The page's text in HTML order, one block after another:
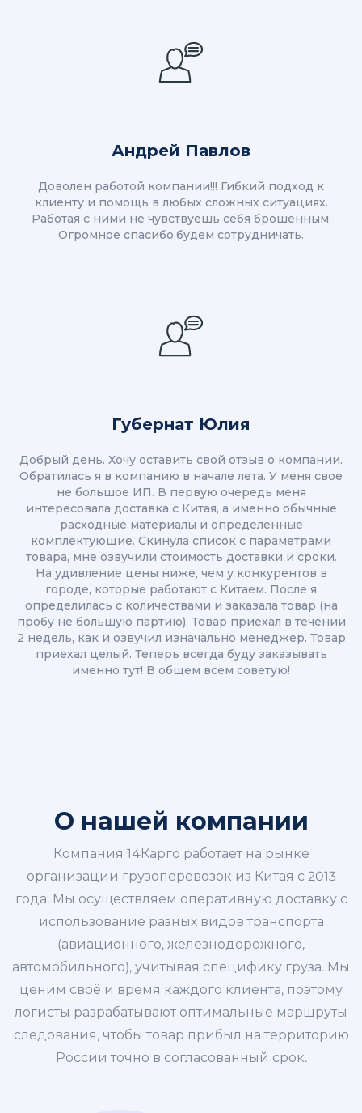
Андрей Павлов
Доволен работой компании!!! Гибкий подход к
клиенту и помощь в любых сложных ситуациях.
Работая с ними не чувствуешь себя брошенным.
Огромное спасибо,будем сотрудничать.
Губернат Юлия
Добрый день. Хочу оставить свой отзыв о компании.
Обратилась я в компанию в начале лета. У меня свое
не большое ИП. В первую очередь меня
интересовала доставка с Китая, а именно обычные
расходные материалы и определенные
комплектующие. Скинула список с параметрами
товара, мне озвучили стоимость доставки и сроки.
На удивление цены ниже, чем у конкурентов в
городе, которые работают с Китаем. После я
определилась с количествами и заказала товар (на
пробу не большую партию). Товар приехал в течении
2 недель, как и озвучил изначально менеджер. Товар
приехал целый. Теперь всегда буду заказывать
именно тут! В общем всем советую!
О нашей компании
Компания 14Карго работает на рынке
организации грузоперевозок из Китая с 2013
года. Мы осуществляем оперативную доставку с
использование разных видов транспорта
(авиационного, железнодорожного,
автомобильного), учитывая специфику груза. Мы
ценим своё и время каждого клиента, поэтому
логисты разрабатывают оптимальные маршруты
следования, чтобы товар прибыл на территорию
России точно в согласованный срок.